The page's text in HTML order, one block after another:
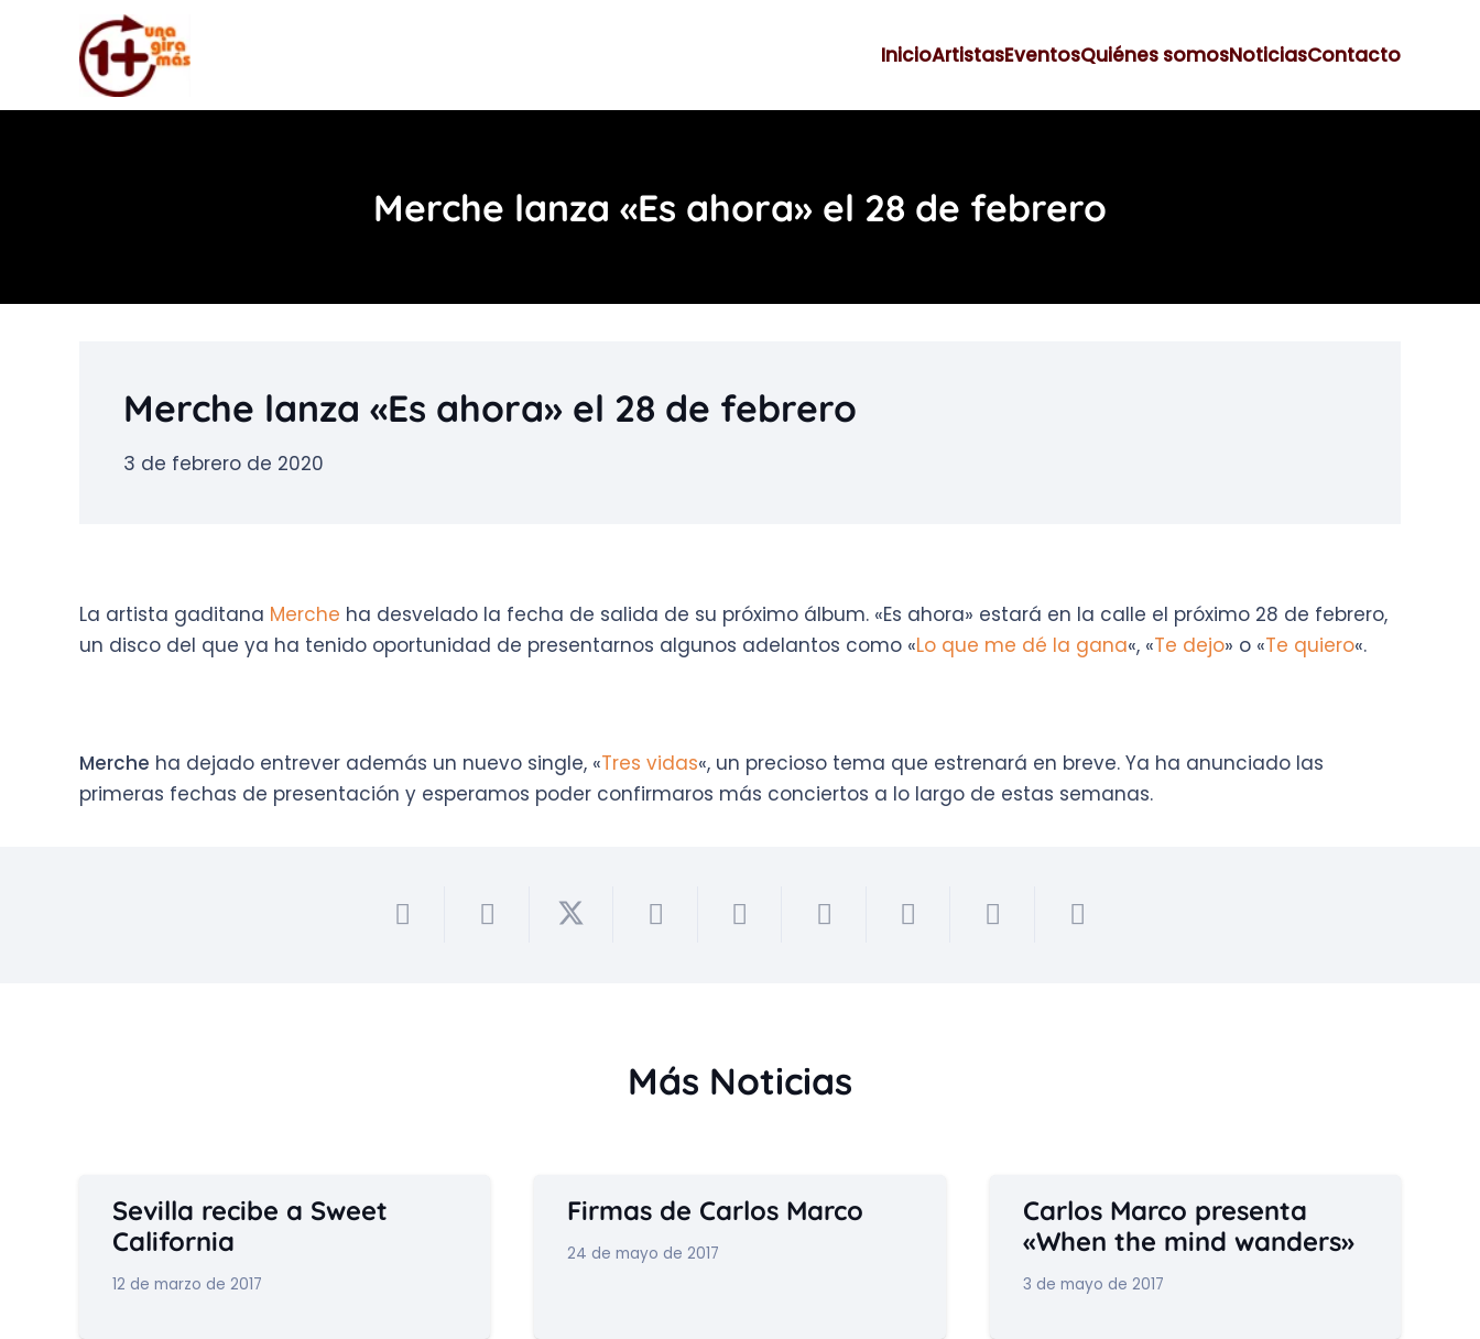
InicioArtistasEventosQuiénes somosNoticiasContacto
Merche lanza «Es ahora» el 28 de febrero
Merche lanza «Es ahora» el 28 de febrero
3 de febrero de 2020
La artista gaditana Merche ha desvelado la fecha de salida de su próximo álbum. «Es ahora» estará en la calle el próximo 28 de febrero,
un disco del que ya ha tenido oportunidad de presentarnos algunos adelantos como «Lo que me dé la gana«, «Te dejo» o «Te quiero«.
Merche ha dejado entrever además un nuevo single, «Tres vidas«, un precioso tema que estrenará en breve. Ya ha anunciado las
primeras fechas de presentación y esperamos poder confirmaros más conciertos a lo largo de estas semanas.
Más Noticias
Sevilla recibe a Sweet
California
12 de marzo de 2017
Firmas de Carlos Marco
24 de mayo de 2017
Carlos Marco presenta
«When the mind wanders»
3 de mayo de 2017